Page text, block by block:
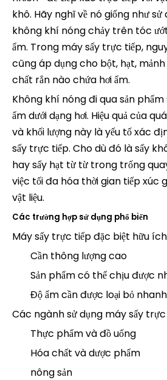
khô. Hãy nghĩ về nó giống như
không khí nóng chảy trên tóc
ẩm. Trong máy sấy trực tiếp,
cũng áp dụng cho bột, hạt,
chất rắn nào chứa hơi ẩm.
Không khí nóng đi qua sản
ẩm dưới dạng hơi. Hiệu quả của
và khối lượng này là yếu tố xác
sấy trực tiếp. Cho dù đó là sấy
hay sấy hạt từ từ trong trống
việc tối đa hóa thời gian tiếp xúc
vật liệu.
Các trường hợp sử dụng phổ biến
Máy sấy trực tiếp đặc biệt hữu
Cần thông lượng cao
Sản phẩm có thể chịu được
Độ ẩm cần được loại bỏ
Các ngành sử dụng máy sấy
Thực phẩm và đồ uống
Hóa chất và dược phẩm
nông sản